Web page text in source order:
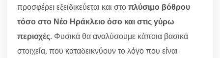
προσφέρει εξειδικεύεται και στοπλύσιμο βόθρου
τόσο στο Νέο Ηράκλειο όσο και στις γύρω
περιοχές. Φυσικά θα αναλύσουμε κάποια βασικά
στοιχεία, που καταδεικνύουν το λόγο που είναι